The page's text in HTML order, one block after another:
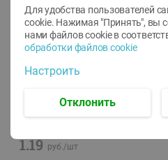
1.19 руб./шт
Для удобства пользователей
cookie. Нажимая "Принять", вы
нами файлов cookie в
обработки файлов cookie
Настроить
Отклонить